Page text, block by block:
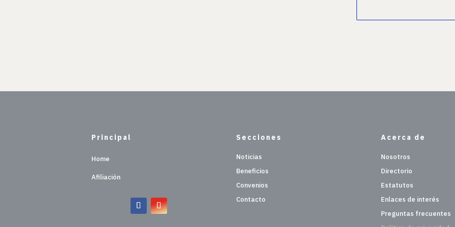
Principal
Home
Afiliación
Secciones
Noticias
Beneficios
Convenios
Contacto
Acerca de
Nosotros
Directorio
Estatutos
Enlaces de interés
Preguntas frecuentes